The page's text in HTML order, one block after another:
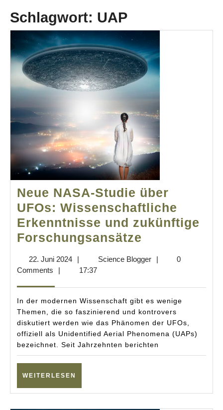
Schlagwort: UAP
Neue NASA-Studie über
UFOs: Wissenschaftliche
Erkenntnisse und zukünftige
Forschungsansätze
Studie
UFOs:
und
zukünftige
22. Juni 202422.
Juni
| Science BloggerScience
|
0
Comments
| 17:37
In der modernen Wissenschaft gibt es wenige
Themen, die so faszinierend und kontrovers
diskutiert werden wie das Phänomen der UFOs,
offiziell als Unidentified Aerial Phenomena (UAPs)
bezeichnet. Seit Jahrzehnten berichten
WEITERLESEN